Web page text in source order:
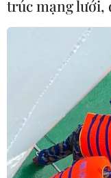
trúc mạng lưới,